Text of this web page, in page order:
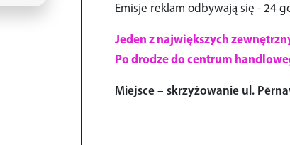
Emisje reklam odbywają się - 24
Jeden z największych
Po drodze do centrum
Miejsce – skrzyżowanie ul.